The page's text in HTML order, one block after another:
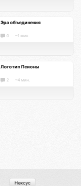
Эра объединения
0 ~1 мин.
Логотип Псионы
2 ~4 мин.
Нексус